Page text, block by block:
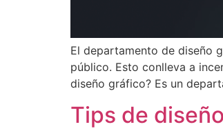
El departamento de diseño
público. Esto conlleva a
diseño gráfico? Es un
Tips de